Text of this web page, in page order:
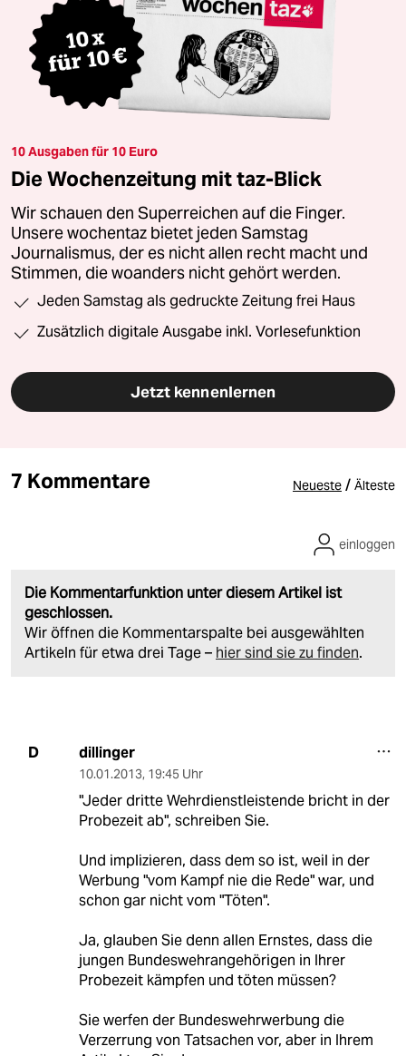
10 Ausgaben für 10 Euro
Die Wochenzeitung mit taz-Blick
Wir schauen den Superreichen auf die Finger.
Unsere wochentaz bietet jeden Samstag
Journalismus, der es nicht allen recht macht und
Stimmen, die woanders nicht gehört werden.
Jeden Samstag als gedruckte Zeitung frei Haus
Zusätzlich digitale Ausgabe inkl. Vorlesefunktion
Jetzt kennenlernen
7 Kommentare Neueste / Älteste
Die Kommentarfunktion unter diesem Artikel ist
geschlossen.
Wir öffnen die Kommentarspalte bei ausgewählten
Artikeln für etwa drei Tage – hier sind sie zu finden.
einloggen
D dillinger
10.01.2013, 19:45 Uhr
"Jeder dritte Wehrdienstleistende bricht in der
Probezeit ab", schreiben Sie.
Und implizieren, dass dem so ist, weil in der
Werbung "vom Kampf nie die Rede" war, und
schon gar nicht vom "Töten".
Ja, glauben Sie denn allen Ernstes, dass die
jungen Bundeswehrangehörigen in Ihrer
Probezeit kämpfen und töten müssen?
Sie werfen der Bundeswehrwerbung die
Verzerrung von Tatsachen vor, aber in Ihrem